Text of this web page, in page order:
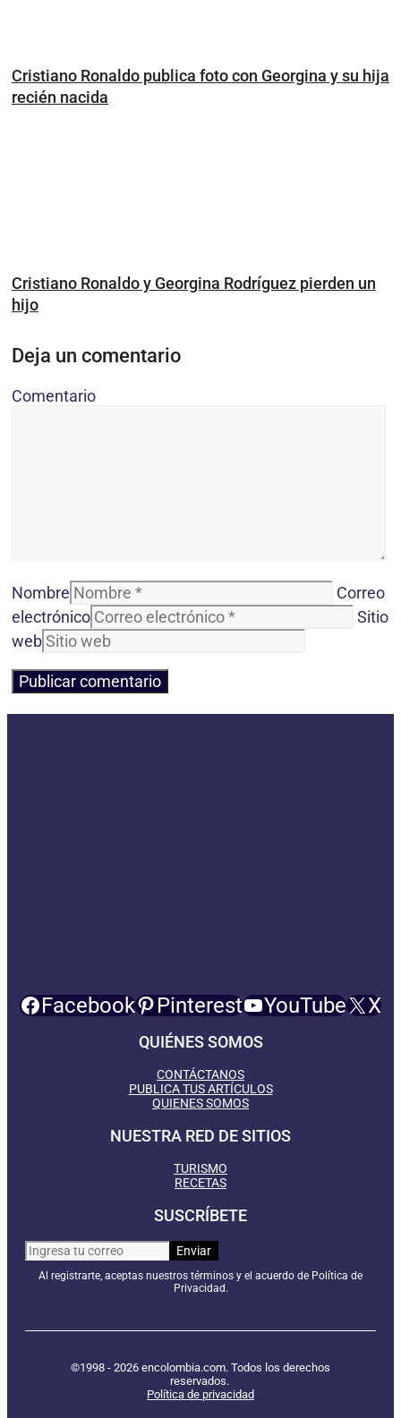
Cristiano Ronaldo publica foto con Georgina y su hija
recién nacida
Cristiano Ronaldo y Georgina Rodríguez pierden un
hijo
Deja un comentario
Comentario
Nombre
Correo
electrónico
Sitio
web
Facebook Pinterest YouTube X
QUIÉNES SOMOS
CONTÁCTANOS
PUBLICA TUS ARTÍCULOS
QUIENES SOMOS
NUESTRA RED DE SITIOS
TURISMO
RECETAS
SUSCRÍBETE
Al registrarte, aceptas nuestros términos y el acuerdo de Política de
Privacidad.
©1998 - 2026 encolombia.com. Todos los derechos
reservados.
Política de privacidad